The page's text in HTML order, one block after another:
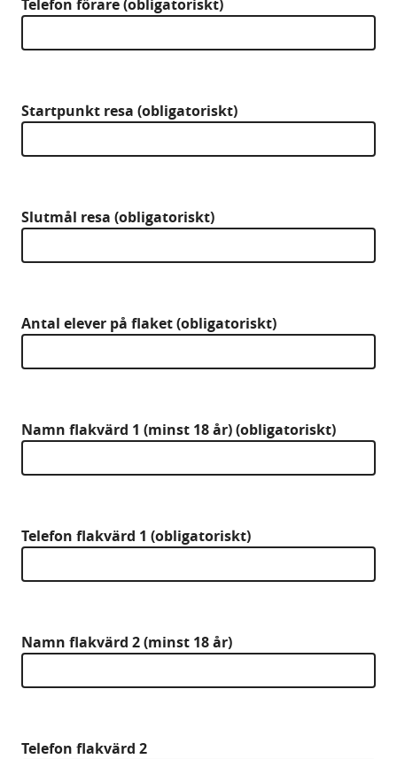
Telefon förare (obligatoriskt)
Startpunkt resa (obligatoriskt)
Slutmål resa (obligatoriskt)
Antal elever på flaket (obligatoriskt)
Namn flakvärd 1 (minst 18 år) (obligatoriskt)
Telefon flakvärd 1 (obligatoriskt)
Namn flakvärd 2 (minst 18 år)
Telefon flakvärd 2